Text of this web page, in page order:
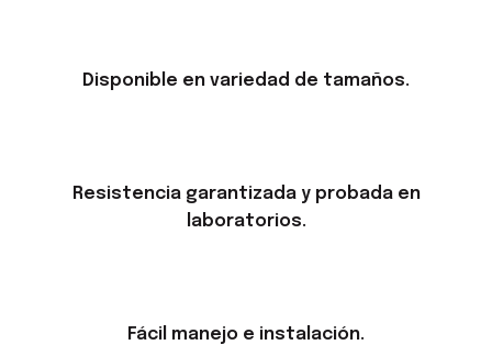
Disponible en variedad de tamaños.
Resistencia garantizada y probada en
laboratorios.
Fácil manejo e instalación.